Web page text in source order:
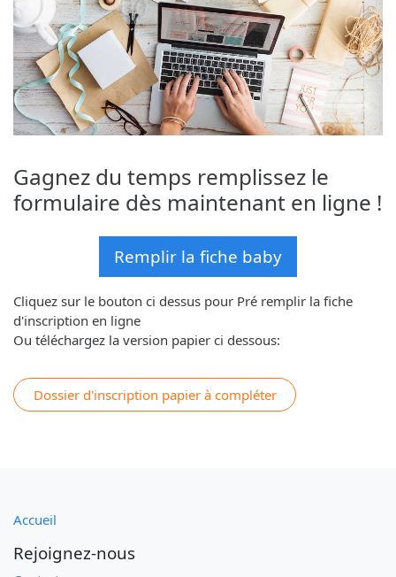
Gagnez du temps remplissez le
formulaire dès maintenant en ligne !
Remplir la fiche baby
Cliquez sur le bouton ci dessus pour Pré remplir la fiche
d'inscription en ligne
Ou téléchargez la version papier ci dessous:
Dossier d'inscription papier à compléter
Accueil
Rejoignez-nous